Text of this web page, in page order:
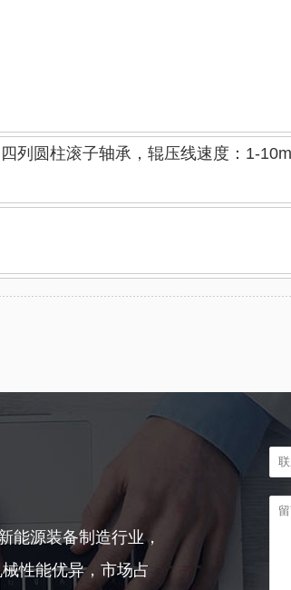
列圆柱滚子轴承，辊压线速度：1-
能源装备制造行业，
性能优异，市场占